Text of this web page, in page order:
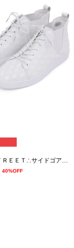
ＨＩＧＨ ＳＴＲＥＥＴ∴サイドゴアハイカットカタオシドレススニーカー
40%OFF